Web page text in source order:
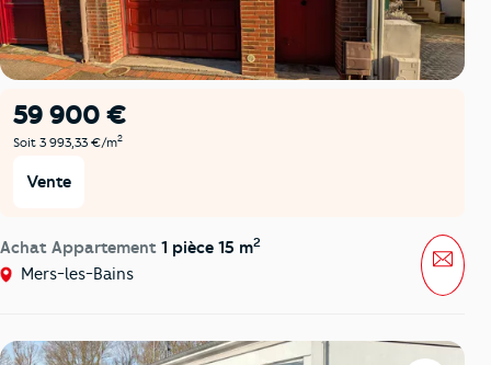
59 900 €
Soit 3 993,33 €/m2
Vente
Achat Appartement 1 pièce 15 m2
Mers-les-Bains